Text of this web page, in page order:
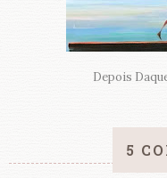
Depois
5